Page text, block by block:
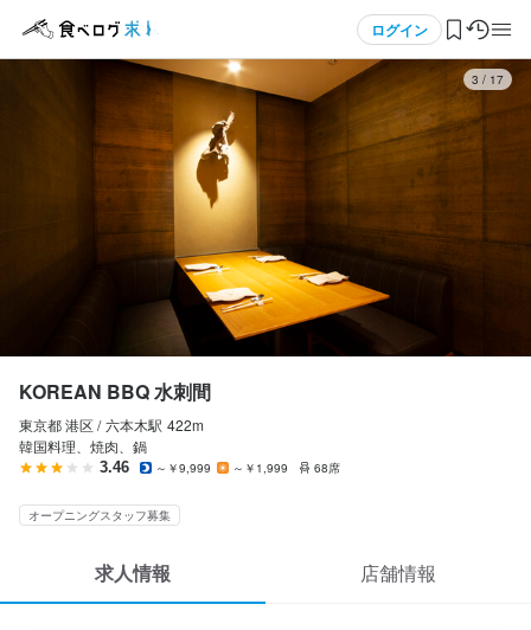
ログイン
ログイン・無料会員登録
食べログ求人TOP
気になる求人
検索履歴・保存した条件
3 / 17
KOREAN BBQ 水刺間
東京都 港区 / 六本木駅 422m
韓国料理、焼肉、鍋
3.46 ～￥9,999 ～￥1,999 68席
オープニングスタッフ募集
求人情報 店舗情報
応募画面へ進む
応募画面へ進む